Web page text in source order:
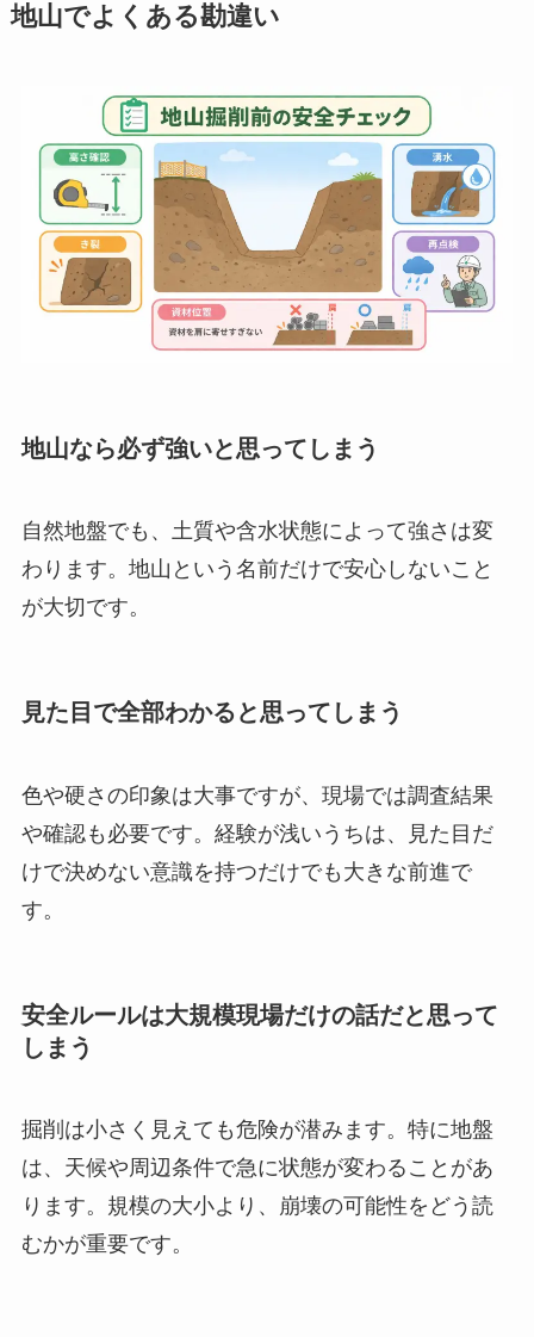
地山でよくある勘違い
地山なら必ず強いと思ってしまう
自然地盤でも、土質や含水状態によって強さは変
わります。地山という名前だけで安心しないこと
が大切です。
見た目で全部わかると思ってしまう
色や硬さの印象は大事ですが、現場では調査結果
や確認も必要です。経験が浅いうちは、見た目だ
けで決めない意識を持つだけでも大きな前進で
す。
安全ルールは大規模現場だけの話だと思って
しまう
掘削は小さく見えても危険が潜みます。特に地盤
は、天候や周辺条件で急に状態が変わることがあ
ります。規模の大小より、崩壊の可能性をどう読
むかが重要です。